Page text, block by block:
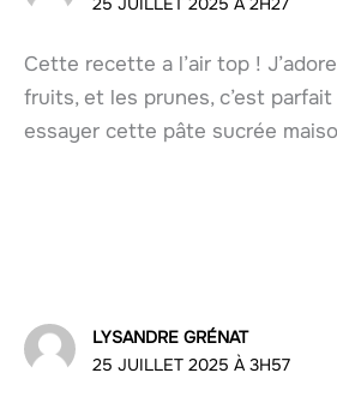
Cette recette a l’air top !
fruits, et les prunes, c’est
essayer cette pâte sucrée
LYSANDRE GRÉNAT
25 JUILLET 2025 À 3H57